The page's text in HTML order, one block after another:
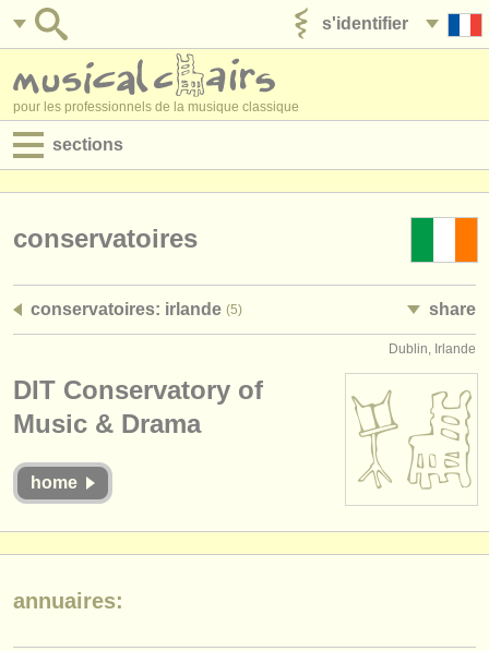
s'identifier
pour les professionnels de la musique classique
sections
jobs - administration
stages/ cours
concours/
instruments volés
annuaires:
conservatoires
conservatoires: irlande (5) share
Dublin, Irlande
DIT Conservatory of
Music & Drama
home
annuaires: